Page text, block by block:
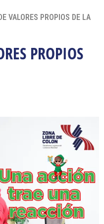
VALORES PROPIOS DE LA
PROPIOS